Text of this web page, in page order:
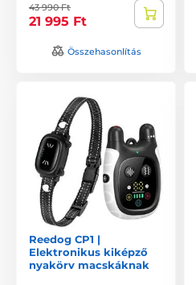
43 990 Ft
21 995 Ft
Összehasonlítás
Reedog CP1 |
Elektronikus kiképző
nyakörv macskáknak